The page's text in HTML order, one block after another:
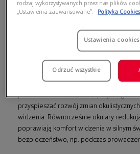
Okulary
oczy i pasuje do
Okulary przeciwsłoneczneto nie tylko
wszystkim skuteczna ochrona oczu
z odpowiednim filtremzabezpieczają
rogówkę, soczewkę i siatkówkę – przed
promieni UVA i UVB, które przy
przyspieszać rozwój zmian
widzenia. Równocześnie okulary
poprawiają komfort widzenia w silnym
bezpieczeństwo, np. podczas
rodzaj wykorzystywanych przez nas plików
„Ustawienia zaawansowane”.
Polityka Cookies
Ustawienia cookies
Odrzuć wszystkie